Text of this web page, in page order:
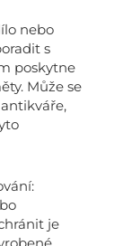
nebo
s
poskytne
Může se
je